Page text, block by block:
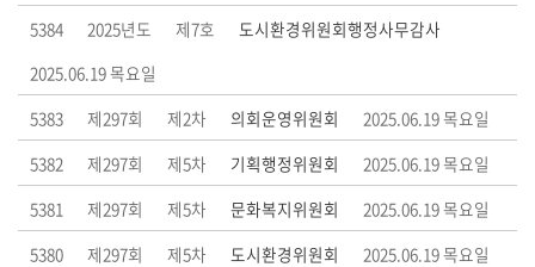
상
세
검
색
부
록
검
색
5384
2025년도 제7호
도시환경위원회행정사무감사
2025.06.19 목요일
5383
제297회 제2차 의회운영위원회
2025.06.19 목요일
5382
제297회 제5차 기획행정위원회
2025.06.19 목요일
5381
제297회 제5차 문화복지위원회
2025.06.19 목요일
5380
제297회 제5차 도시환경위원회
2025.06.19 목요일